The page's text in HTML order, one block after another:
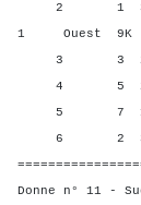
2 1
1
3 3
4 5
5 7
6 2
Donne n° 11 -